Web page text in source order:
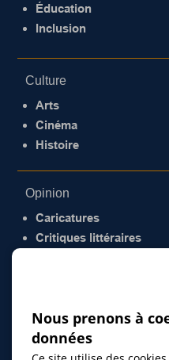
Éducation
Inclusion
Culture
Arts
Cinéma
Histoire
Opinion
Caricatures
Critiques littéraires
Nous prenons à
données